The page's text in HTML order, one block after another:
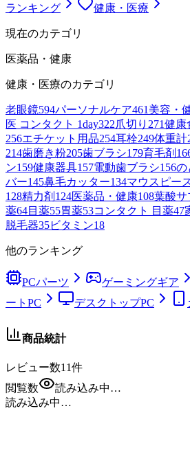
ランキング 健康・医療
現在のカテゴリ
医薬品・健康
健康・医療のカテゴリ
老眼鏡594パーソナルケア461美容・
医 コンタクト 1day322爪切り 271健康
256エチケット用品254耳栓249体重計
214歯磨き粉205歯ブラシ179育毛剤
ン159健康器具157電動歯ブラシ156の
バー145鼻毛カッター134マウスピー
128精力剤 124医薬品・健康108葉酸サ
薬64目薬55胃薬53コンタクト 目薬47
脱毛器35ビタミン18
他のランキング
PCパーツ ゲーミングギア
ートPC
デスクトップPC
商品統計
レビュー数11件
閲覧数
読み込み中…
読み込み中…